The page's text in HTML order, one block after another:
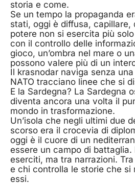
storia e come.
Se un tempo la propaganda
stati, oggi è diffusa, capillare,
potere non si esercita più
con il controllo delle
gioco, un’ombra nel mare o
possono valere più di un
Il krasnodar naviga senza
NATO tracciano linee che si
E la Sardegna? La Sardegna
diventa ancora una volta il
mondo in trasformazione.
Un’isola che negli ultimi due
scorso era il crocevia di
oggi è il cuore di un
essere un campo di battaglia.
eserciti, ma tra narrazioni.
e chi controlla le storie che si
essi.